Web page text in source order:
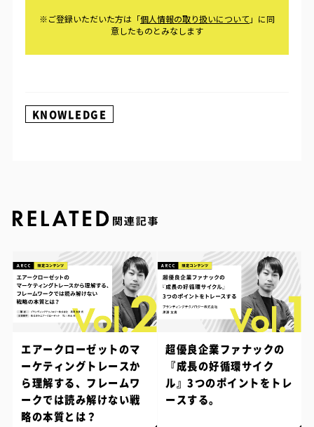
KNOWLEDGE
エアークローゼットのマ
ーケティングトレースか
ら理解する、フレームワ
ークでは読み解けない戦
略の本質とは？
超優良企業ファナックの
『成長の好循環サイク
ル』3つのポイントをトレ
ースする。